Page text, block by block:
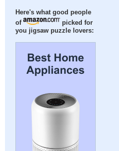
Here's what good people
of
picked for
you jigsaw puzzle lovers: